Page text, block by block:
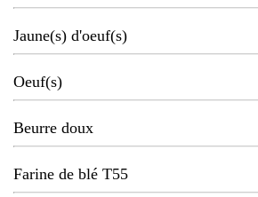
Jaune(s) d'oeuf(s)
Oeuf(s)
Beurre doux
Farine de blé T55